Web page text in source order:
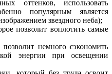
оттенков, использовать
популярным является
звездного неба);
позволит воплотить самые
позволит немного сэкономить
энергии при освещении